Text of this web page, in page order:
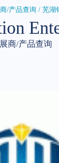
/产品查询 / 芜湖钻
展商/产品查询